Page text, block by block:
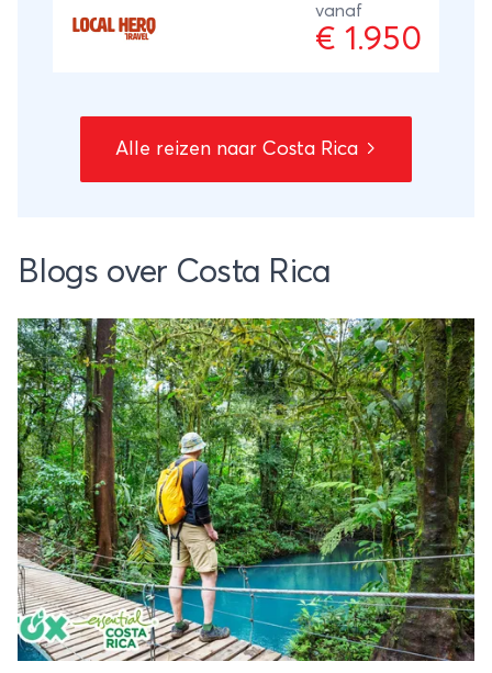
local Hero's. Zij wonen er zelf en met hun
vanaf
€ 1.950
Alle reizen naar Costa Rica
Blogs over Costa Rica